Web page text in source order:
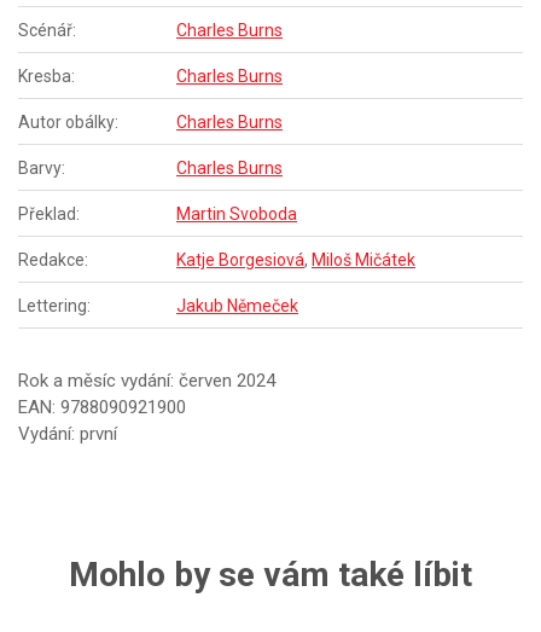
Scénář: Charles Burns
Kresba: Charles Burns
Autor obálky: Charles Burns
Barvy: Charles Burns
Překlad: Martin Svoboda
Redakce: Katje Borgesiová, Miloš Mičátek
Lettering: Jakub Němeček
Rok a měsíc vydání: červen 2024
EAN: 9788090921900
Vydání: první
Mohlo by se vám také líbit